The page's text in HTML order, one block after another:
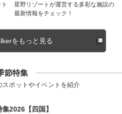
星野リゾートが運営する多彩な施設の
最新情報をチェック！
をもっと見る
節特集
ポットやイベントを紹介
2026【四国】